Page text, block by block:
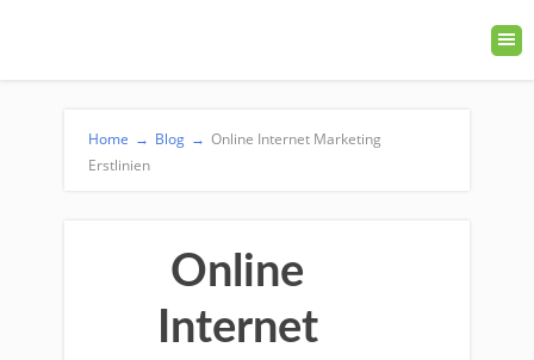
Home → Blog → Online Internet Marketing
Erstlinien
Online
Internet